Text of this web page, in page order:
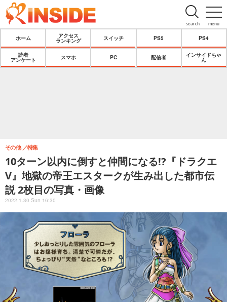
menu
search
ホーム
アクセス
ランキング
スイッチ PS5 PS4
読者
アンケート
スマホ PC 配信者
インサイドちゃ
ん
10ターン以内に倒すと仲間になる!?『ドラクエ
V』地獄の帝王エスタークが生み出した都市伝
説 2枚目の写真・画像
その他 特集
2022.1.30 Sun 16:30